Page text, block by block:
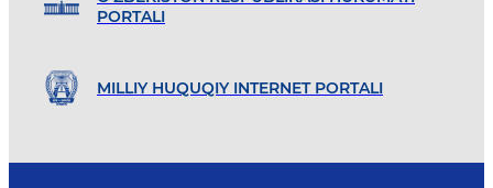
PORTALI
MILLIY HUQUQIY INTERNET PORTALI